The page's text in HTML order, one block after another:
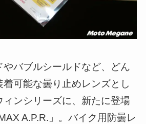
やバブルシールドなど、どん
可能な曇り止めレンズとし
ィンシリーズに、新たに登場
A.P.R.」。バイク用防曇レ